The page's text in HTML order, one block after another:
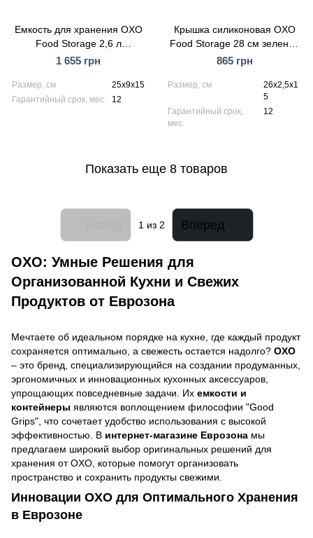
Емкость для хранения OXO
Food Storage 2,6 л
прозрачная (3118700)
1 655 грн
Размер, см
25x9x15
Гарантийный срок, мес.
12
Крышка силиконовая OXO
Food Storage 28 см зеленая
(11242500)
865 грн
Размер, см
26х2,5х1
5
Гарантийный срок,
мес.
12
Показать еще 8 товаров
1 из 2 Вперед
OXO: Умные Решения для
Организованной Кухни и Свежих
Продуктов от Еврозона
Мечтаете об идеальном порядке на кухне, где каждый продукт
сохраняется оптимально, а свежесть остается надолго? OXO
– это бренд, специализирующийся на создании продуманных,
эргономичных и инновационных кухонных аксессуаров,
упрощающих повседневные задачи. Их емкости и
контейнеры являются воплощением философии "Good
Grips", что сочетает удобство использования с высокой
эффективностью. В интернет-магазине Еврозона мы
предлагаем широкий выбор оригинальных решений для
хранения от OXO, которые помогут организовать
пространство и сохранить продукты свежими.
Инновации OXO для Оптимального Хранения
в Еврозоне